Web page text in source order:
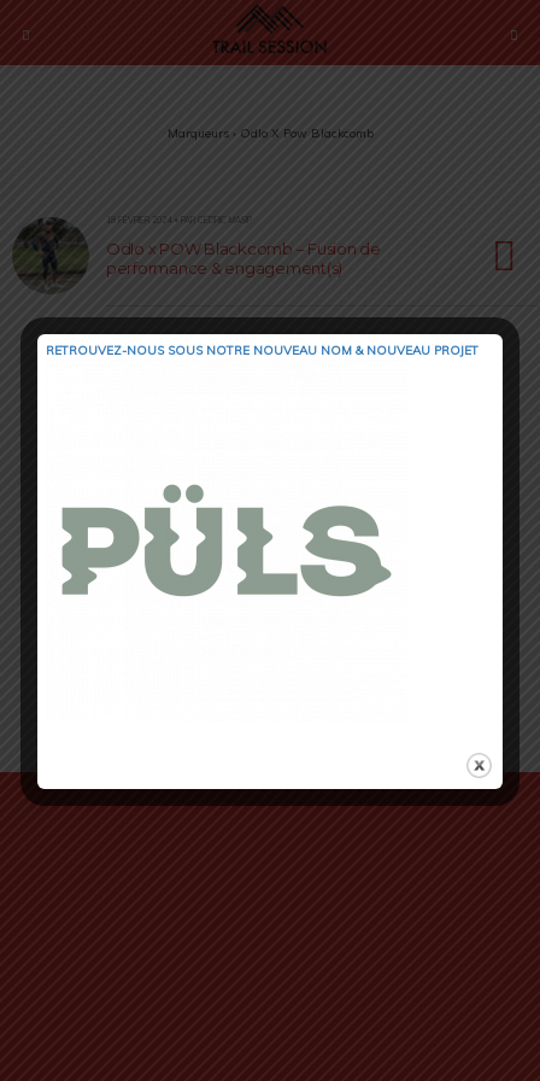
Marqueurs › Odlo X Pow Blackcomb
18 FÉVRIER 2024 • PAR CÉDRIC MASIP
Odlo x POW Blackcomb – Fusion de
performance & engagement(s)
RETROUVEZ-NOUS SOUS NOTRE NOUVEAU NOM & NOUVEAU PROJET